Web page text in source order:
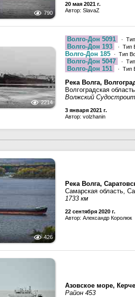
790
20 мая 2021 г.
Автор: SlavaZ
2214
Волго-Дон 5091 ·
Волго-Дон 193 · Тип
Волго-Дон 185 · Тип
Волго-Дон 5047 ·
Волго-Дон 151 · Тип
Река Волга,
Волгоградская
Волжский
3 января 2021 г.
Автор: volzhanin
426
Река Волга,
Самарская область,
1733 км
22 сентября 2020 г.
Автор: Александр Королюк
Азовское море,
Район 453